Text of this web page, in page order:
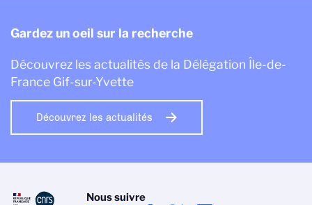
Gardez un oeil sur la recherche
Découvrez les actualités de la Délégation Île-de-
France Gif-sur-Yvette
Découvrez les actualités
Nous suivre